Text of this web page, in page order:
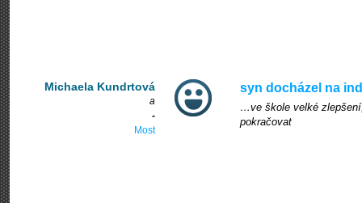
Michaela Kundrtová
a
-
Most
syn docházel na
…ve škole velké
pokračovat